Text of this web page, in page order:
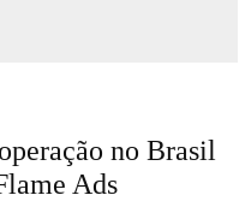
no Brasil
Ads